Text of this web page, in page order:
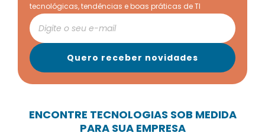
tecnológicas, tendências e boas práticas de TI
ENCONTRE TECNOLOGIAS SOB MEDIDA
PARA SUA EMPRESA